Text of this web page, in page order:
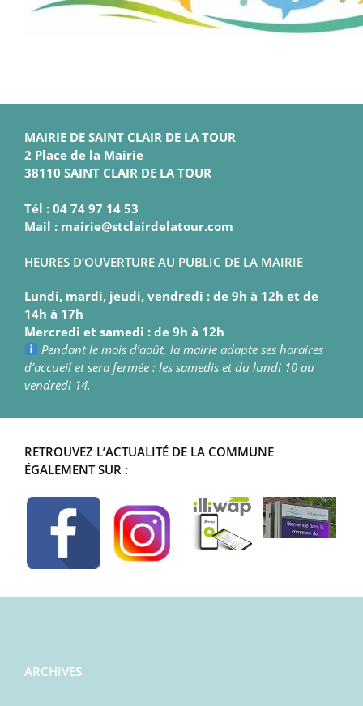
MAIRIE DE SAINT CLAIR DE LA TOUR
2 Place de la Mairie
38110 SAINT CLAIR DE LA TOUR
Tél : 04 74 97 14 53
Mail : mairie@stclairdelatour.com
HEURES D’OUVERTURE AU PUBLIC DE LA MAIRIE
Lundi, mardi, jeudi, vendredi : de 9h à 12h et de
14h à 17h
Mercredi et samedi : de 9h à 12h
Pendant le mois d’août, la mairie adapte ses horaires
d’accueil et sera fermée : les samedis et du lundi 10 au
vendredi 14.
RETROUVEZ L’ACTUALITÉ DE LA COMMUNE
ÉGALEMENT SUR :
ARCHIVES